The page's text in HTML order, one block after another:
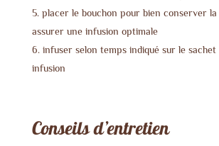
placer le bouchon pour bien conserver
assurer une infusion optimale
infuser selon temps indiqué sur le
infusion
Conseils d’entretien